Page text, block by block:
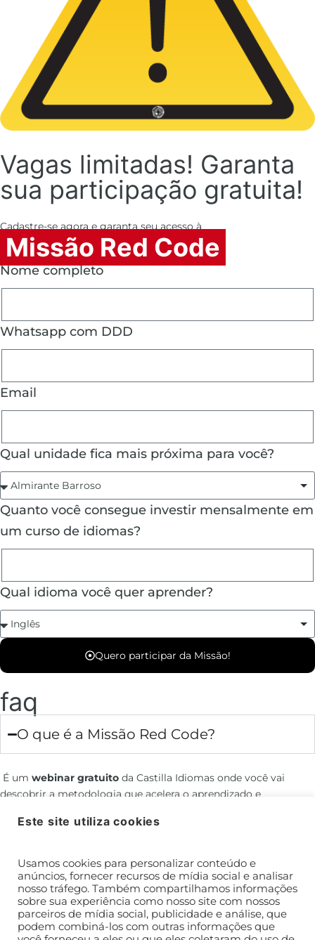
Vagas limitadas! Garanta
sua participação gratuita!
Cadastre-se agora e garanta seu acesso à
Missão Red Code
Nome completo
Whatsapp com DDD
Email
Qual unidade fica mais próxima para você?
Quanto você consegue investir mensalmente em
um curso de idiomas?
Qual idioma você quer aprender?
Quero participar da Missão!
faq
O que é a Missão Red Code?
É um webinar gratuito da Castilla Idiomas onde você vai
descobrir a metodologia que acelera o aprendizado e
Quando vai acontecer o webinar?
Preciso ter conhecimento prévio?
Este site utiliza cookies
Usamos cookies para personalizar conteúdo e
anúncios, fornecer recursos de mídia social e analisar
nosso tráfego. Também compartilhamos informações
sobre sua experiência como nosso site com nossos
parceiros de mídia social, publicidade e análise, que
podem combiná-los com outras informações que